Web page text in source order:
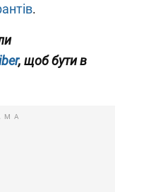
.
, щоб бути в